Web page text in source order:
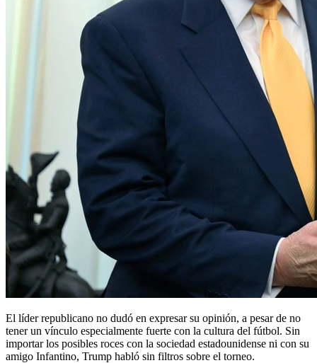
El líder republicano no dudó en expresar su opinión, a pesar de no
tener un vínculo especialmente fuerte con la cultura del fútbol. Sin
importar los posibles roces con la sociedad estadounidense ni con su
amigo Infantino, Trump habló sin filtros sobre el torneo.